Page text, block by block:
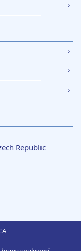
Republic